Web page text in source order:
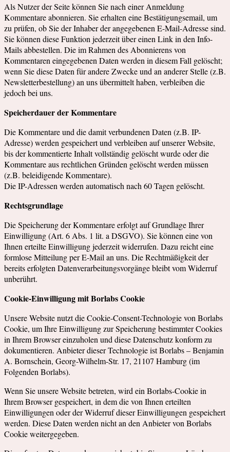
Als Nutzer der Seite können Sie nach einer Anmeldung
Kommentare abonnieren. Sie erhalten eine Bestätigungsemail, um
zu prüfen, ob Sie der Inhaber der angegebenen E-Mail-Adresse sind.
Sie können diese Funktion jederzeit über einen Link in den Info-
Mails abbestellen. Die im Rahmen des Abonnierens von
Kommentaren eingegebenen Daten werden in diesem Fall gelöscht;
wenn Sie diese Daten für andere Zwecke und an anderer Stelle (z.B.
Newsletterbestellung) an uns übermittelt haben, verbleiben die
jedoch bei uns.
Speicherdauer der Kommentare
Die Kommentare und die damit verbundenen Daten (z.B. IP-
Adresse) werden gespeichert und verbleiben auf unserer Website,
bis der kommentierte Inhalt vollständig gelöscht wurde oder die
Kommentare aus rechtlichen Gründen gelöscht werden müssen
(z.B. beleidigende Kommentare).
Die IP-Adressen werden automatisch nach 60 Tagen gelöscht.
Rechtsgrundlage
Die Speicherung der Kommentare erfolgt auf Grundlage Ihrer
Einwilligung (Art. 6 Abs. 1 lit. a DSGVO). Sie können eine von
Ihnen erteilte Einwilligung jederzeit widerrufen. Dazu reicht eine
formlose Mitteilung per E-Mail an uns. Die Rechtmäßigkeit der
bereits erfolgten Datenverarbeitungsvorgänge bleibt vom Widerruf
unberührt.
Cookie-Einwilligung mit Borlabs Cookie
Unsere Website nutzt die Cookie-Consent-Technologie von Borlabs
Cookie, um Ihre Einwilligung zur Speicherung bestimmter Cookies
in Ihrem Browser einzuholen und diese Datenschutz konform zu
dokumentieren. Anbieter dieser Technologie ist Borlabs – Benjamin
A. Bornschein, Georg-Wilhelm-Str. 17, 21107 Hamburg (im
Folgenden Borlabs).
Wenn Sie unsere Website betreten, wird ein Borlabs-Cookie in
Ihrem Browser gespeichert, in dem die von Ihnen erteilten
Einwilligungen oder der Widerruf dieser Einwilligungen gespeichert
werden. Diese Daten werden nicht an den Anbieter von Borlabs
Cookie weitergegeben.